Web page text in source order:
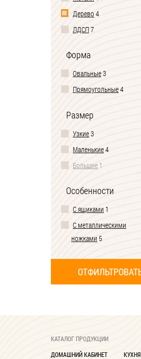
Дерево 4
ЛДСП7
Форма
Овальные3
Прямоугольные4
Размер
Узкие3
Маленькие4
Большие 1
Особенности
С ящиками 1
С металлическими
ножками 5
КАТАЛОГ ПРОДУКЦИИ
ДОМАШНИЙ КАБИНЕТ
КУХНЯ